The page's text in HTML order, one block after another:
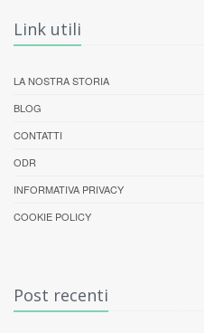
Link utili
LA NOSTRA STORIA
BLOG
CONTATTI
ODR
INFORMATIVA PRIVACY
COOKIE POLICY
Post recenti